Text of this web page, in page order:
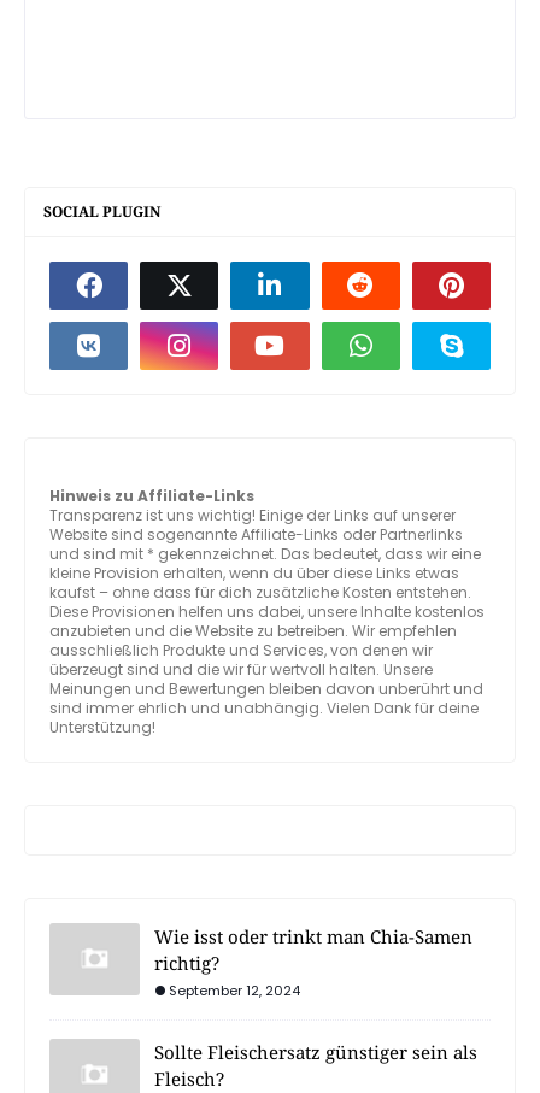
SOCIAL PLUGIN
Hinweis zu Affiliate-Links
Transparenz ist uns wichtig! Einige der Links auf unserer
Website sind sogenannte Affiliate-Links oder Partnerlinks
und sind mit * gekennzeichnet. Das bedeutet, dass wir eine
kleine Provision erhalten, wenn du über diese Links etwas
kaufst – ohne dass für dich zusätzliche Kosten entstehen.
Diese Provisionen helfen uns dabei, unsere Inhalte kostenlos
anzubieten und die Website zu betreiben. Wir empfehlen
ausschließlich Produkte und Services, von denen wir
überzeugt sind und die wir für wertvoll halten. Unsere
Meinungen und Bewertungen bleiben davon unberührt und
sind immer ehrlich und unabhängig. Vielen Dank für deine
Unterstützung!
Wie isst oder trinkt man Chia-Samen
richtig?
September 12, 2024
Sollte Fleischersatz günstiger sein als
Fleisch?